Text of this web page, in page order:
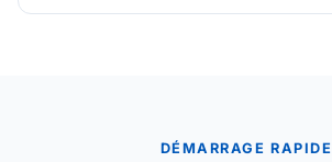
DÉMARRAGE RAPIDE